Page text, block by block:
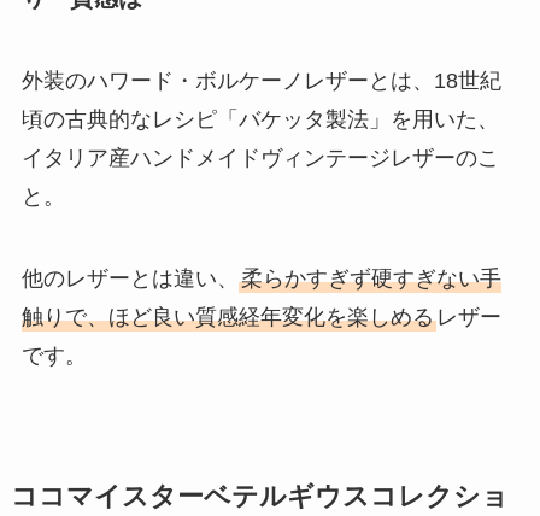
外装のハワード・ボルケーノレザーとは、18世紀
頃の古典的なレシピ「バケッタ製法」を用いた、
イタリア産ハンドメイドヴィンテージレザーのこ
と。
他のレザーとは違い、 柔らかすぎず硬すぎない手
触りで、ほど良い質感経年変化を楽しめるレザー
です。
ココマイスターベテルギウスコレクショ